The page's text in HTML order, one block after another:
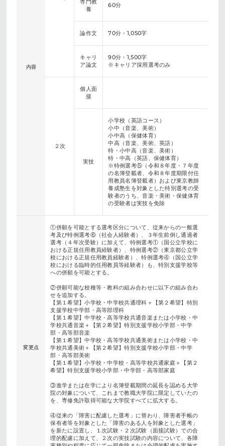
内容
専門教
養
60分
論作文 70分・1,050字
キャリ
ア論文
90分・1,500字
※キャリア採用選考のみ
２次
個人面
接
実技
小学校（英語コース）
小中（音楽、美術）
小中高（保健体育）
中高（音楽、美術、英語）
特・小中高（音楽、美術）
特・中高（英語、保健体育）
※特例選考⑤（令和８年度・７年度
の名簿登載者、令和８年度期限付任
用教員名簿登載者）および東京教師
養成塾生を対象とした特別選考の受
験者のうち、音楽・美術・保健体育
の受験者は実技を免除
変更点
①併願を可能とする選考区分について、従来からの一般選
考及び特例選考⑥（社会人経験者）、３年生前倒し通過者
選考（４年次受験）に加えて、特例選考①（国公立学校に
おける正規任用教員経験者）、特例選考②（東京都公立学
校における正規任用教員経験者）、特例選考④（国公立学
校における臨時的任用教員等経験者）も、特別支援学校等
への併願を可能とする。
②併願可能な校種等・教科の組み合わせに以下の組み合わ
せを追加する。
【第１希望】小学校・中学校共通理科＋【第２希望】特別
支援学校中学部・高等部理科
【第１希望】中学校・高等学校共通音楽または小学校・中
学校共通音楽＋【第２希望】特別支援学校小学部・中学
部・高等部音楽
【第１希望】中学校・高等学校共通美術または小学校・中
学校共通美術＋【第２希望】特別支援学校小学部・中学
部・高等部美術
【第１希望】小学校・中学校・高等学校共通家庭＋【第２
希望】特別支援学校小学部・中学部・高等部家庭
③進学または在学により名簿登載期間の延長を認める大学
院の対象について、これまで教職大学院に限定していたの
を、専修免許取得可能な大学院すべてに拡大する。
④従来の「障害に配慮した選考」に替わり、障害者手帳の
保有者等を対象とした「障害のある人を対象とした選考」
を新たに設置し、１次試験・２次試験（面接試験）での合
理的配慮に加えて、２次の実技試験の内容について、各障